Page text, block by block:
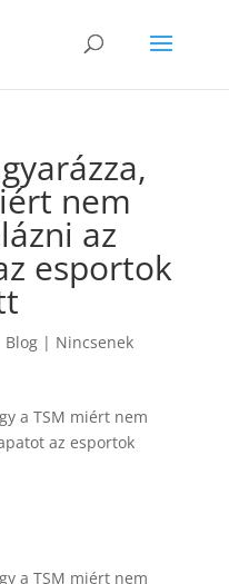
nem
az
esportok
Blog| Nincsenek